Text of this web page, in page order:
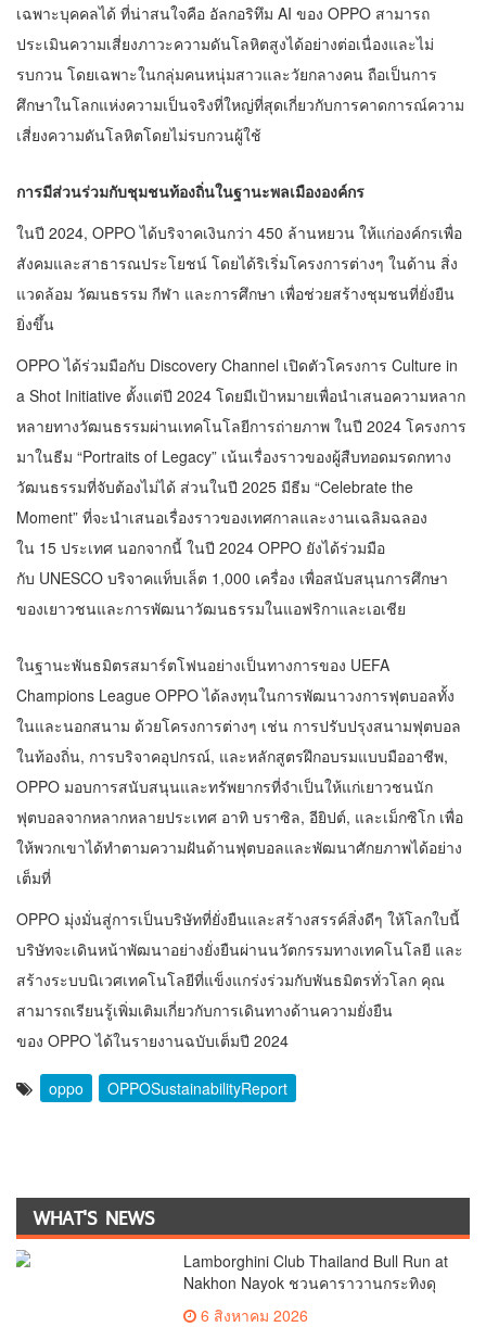
เฉพาะบุคคลได้ ที่น่าสนใจคือ อัลกอริทึม AI ของ OPPO สามารถ
ประเมินความเสี่ยงภาวะความดันโลหิตสูงได้อย่างต่อเนื่องและไม่
รบกวน โดยเฉพาะในกลุ่มคนหนุ่มสาวและวัยกลางคน ถือเป็นการ
ศึกษาในโลกแห่งความเป็นจริงที่ใหญ่ที่สุดเกี่ยวกับการคาดการณ์ความ
เสี่ยงความดันโลหิตโดยไม่รบกวนผู้ใช้
การมีส่วนร่วมกับชุมชนท้องถิ่นในฐานะพลเมืององค์กร
ในปี 2024, OPPO ได้บริจาคเงินกว่า 450 ล้านหยวน ให้แก่องค์กรเพื่อ
สังคมและสาธารณประโยชน์ โดยได้ริเริ่มโครงการต่างๆ ในด้าน สิ่ง
แวดล้อม วัฒนธรรม กีฬา และการศึกษา เพื่อช่วยสร้างชุมชนที่ยั่งยืน
ยิ่งขึ้น
OPPO ได้ร่วมมือกับ Discovery Channel เปิดตัวโครงการ Culture in
a Shot Initiative ตั้งแต่ปี 2024 โดยมีเป้าหมายเพื่อนำเสนอความหลาก
หลายทางวัฒนธรรมผ่านเทคโนโลยีการถ่ายภาพ ในปี 2024 โครงการ
มาในธีม “Portraits of Legacy” เน้นเรื่องราวของผู้สืบทอดมรดกทาง
วัฒนธรรมที่จับต้องไม่ได้ ส่วนในปี 2025 มีธีม “Celebrate the
Moment” ที่จะนำเสนอเรื่องราวของเทศกาลและงานเฉลิมฉลอง
ใน 15 ประเทศ นอกจากนี้ ในปี 2024 OPPO ยังได้ร่วมมือ
กับ UNESCO บริจาคแท็บเล็ต 1,000 เครื่อง เพื่อสนับสนุนการศึกษา
ของเยาวชนและการพัฒนาวัฒนธรรมในแอฟริกาและเอเชีย
ในฐานะพันธมิตรสมาร์ตโฟนอย่างเป็นทางการของ UEFA
Champions League OPPO ได้ลงทุนในการพัฒนาวงการฟุตบอลทั้ง
ในและนอกสนาม ด้วยโครงการต่างๆ เช่น การปรับปรุงสนามฟุตบอล
ในท้องถิ่น, การบริจาคอุปกรณ์, และหลักสูตรฝึกอบรมแบบมืออาชีพ,
OPPO มอบการสนับสนุนและทรัพยากรที่จำเป็นให้แก่เยาวชนนัก
ฟุตบอลจากหลากหลายประเทศ อาทิ บราซิล, อียิปต์, และเม็กซิโก เพื่อ
ให้พวกเขาได้ทำตามความฝันด้านฟุตบอลและพัฒนาศักยภาพได้อย่าง
เต็มที่
OPPO มุ่งมั่นสู่การเป็นบริษัทที่ยั่งยืนและสร้างสรรค์สิ่งดีๆ ให้โลกใบนี้
บริษัทจะเดินหน้าพัฒนาอย่างยั่งยืนผ่านนวัตกรรมทางเทคโนโลยี และ
สร้างระบบนิเวศเทคโนโลยีที่แข็งแกร่งร่วมกับพันธมิตรทั่วโลก คุณ
สามารถเรียนรู้เพิ่มเติมเกี่ยวกับการเดินทางด้านความยั่งยืน
ของ OPPO ได้ในรายงานฉบับเต็มปี 2024
oppo OPPOSustainabilityReport
WHAT'S NEWS
Lamborghini Club Thailand Bull Run at
Nakhon Nayok ชวนคาราวานกระทิงดุ
สัมผัสธรรมชาติเมืองรอง ณ นครนายก
6 สิงหาคม 2026